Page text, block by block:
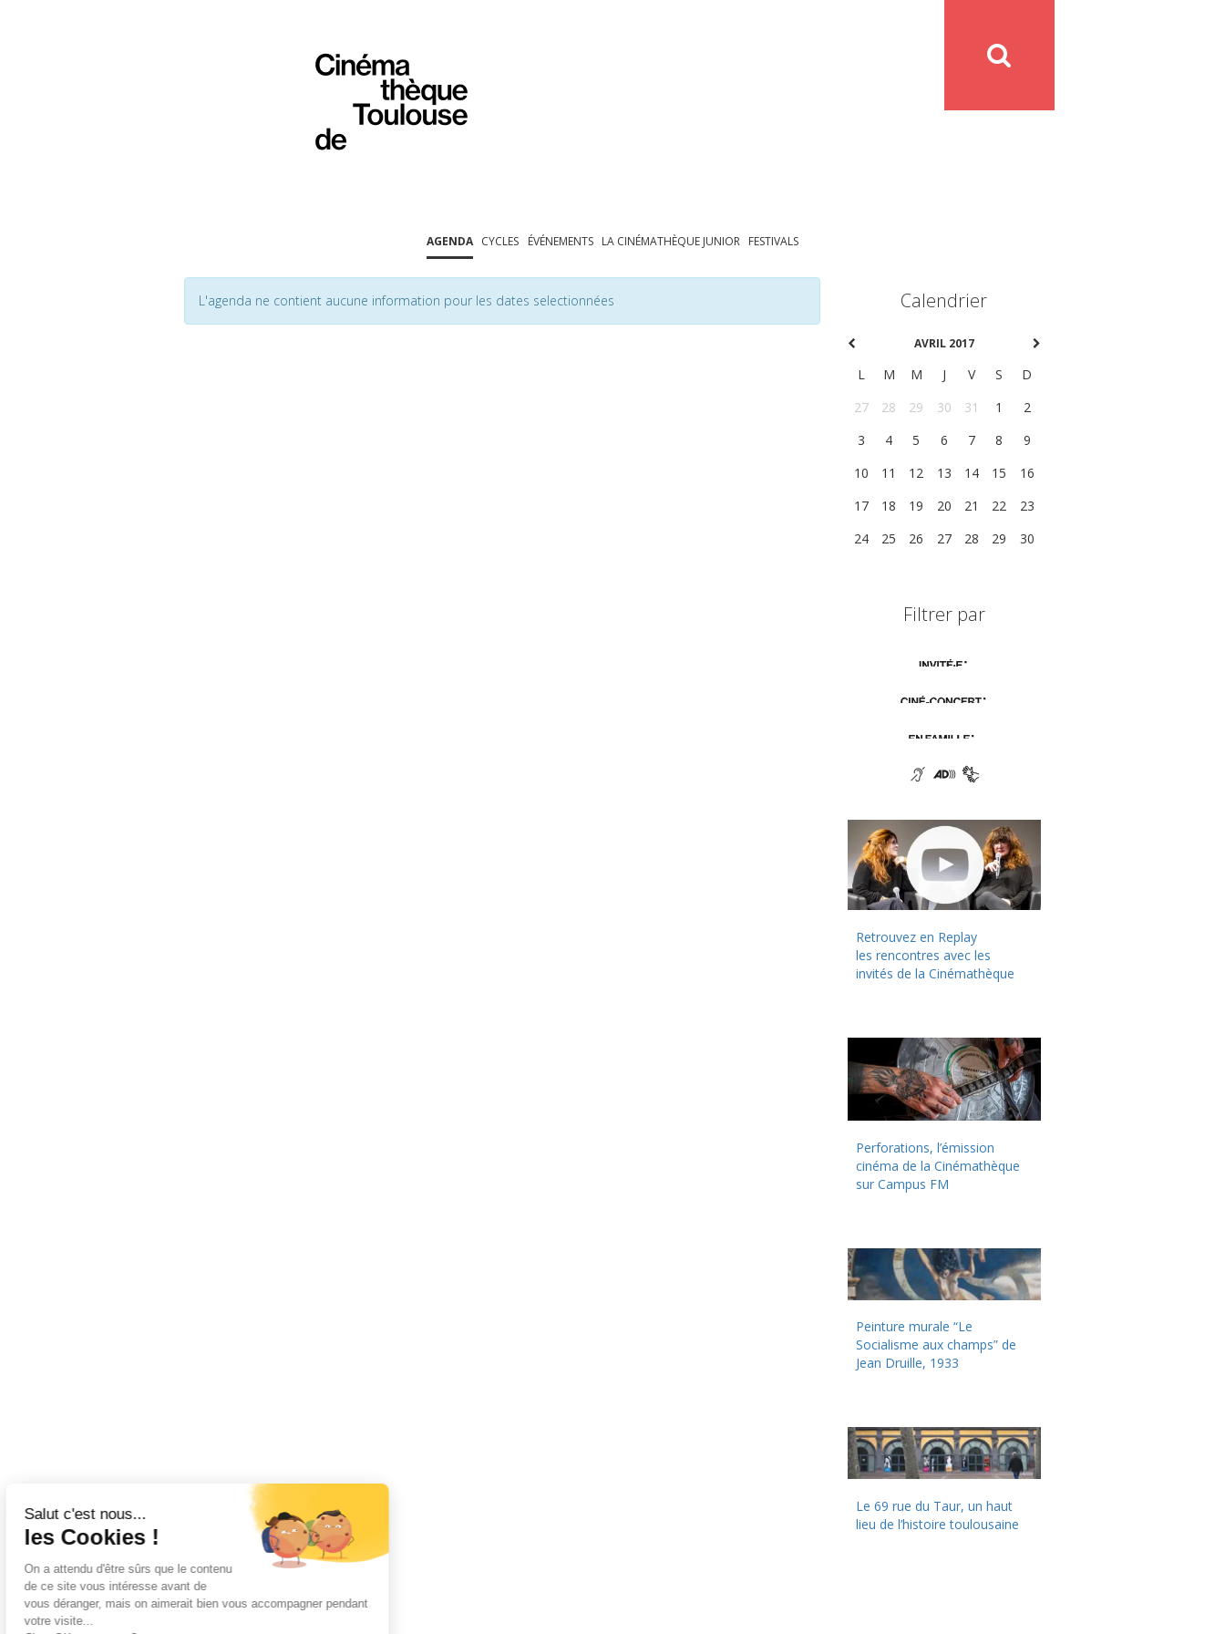
AGENDA CYCLES ÉVÉNEMENTS LA CINÉMATHÈQUE JUNIOR FESTIVALS
L'agenda ne contient aucune information pour les dates selectionnées Calendrier
AVRIL 2017
L M M J V S
D
27
28 29 30 31 1
2
3
4 5 6 7 8
9
10
11 12 13 14 15
16
17
18 19 20 21 22
23
24
25 26 27 28 29 30
Filtrer par
Retrouvez en Replay
les rencontres avec les
invités de la Cinémathèque
Perforations, l’émission
cinéma de la Cinémathèque
sur Campus FM
Peinture murale “Le
Socialisme aux champs” de
Jean Druille, 1933
Le 69 rue du Taur, un haut
lieu de l’histoire toulousaine